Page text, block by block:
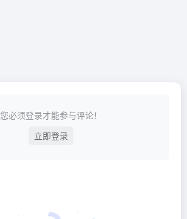
您必须登录才能参与评论！
立即登录